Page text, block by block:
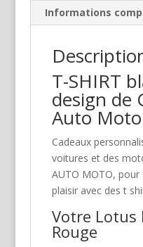
Informations
T-SHIRT
design de
Auto Moto
Cadeaux
voitures et des
AUTO MOTO,
plaisir avec des t
Votre Lotus
Rouge